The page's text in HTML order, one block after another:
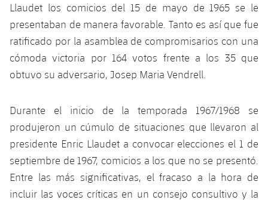
Llaudet los comicios del 15 de mayo de 1965 se le
presentaban de manera favorable. Tanto es así que fue
ratificado por la asamblea de compromisarios con una
cómoda victoria por 164 votos frente a los 35 que
obtuvo su adversario, Josep Maria Vendrell.
Durante el inicio de la temporada 1967/1968 se
produjeron un cúmulo de situaciones que llevaron al
presidente Enric Llaudet a convocar elecciones el 1 de
septiembre de 1967, comicios a los que no se presentó.
Entre las más significativas, el fracaso a la hora de
incluir las voces críticas en un consejo consultivo y la